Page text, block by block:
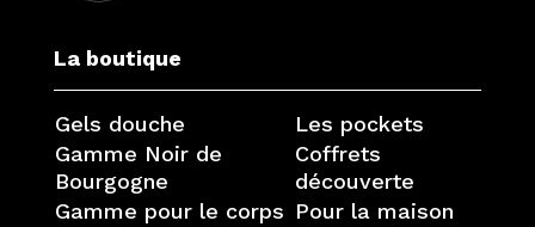
La boutique
Gels douche
Les pockets
Gamme Noir de
Bourgogne
Coffrets
découverte
Gamme pour le corps Pour la maison